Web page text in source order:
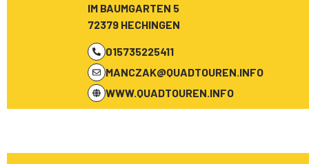
IM BAUMGARTEN 5
72379 HECHINGEN
015735225411
MANCZAK@QUADTOUREN.INFO
WWW.QUADTOUREN.INFO